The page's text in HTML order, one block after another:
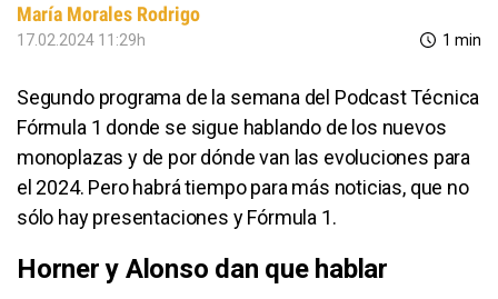
María Morales Rodrigo
17.02.2024 11:29h 1 min
Segundo programa de la semana del Podcast Técnica
Fórmula 1 donde se sigue hablando de los nuevos
monoplazas y de por dónde van las evoluciones para
el 2024. Pero habrá tiempo para más noticias, que no
sólo hay presentaciones y Fórmula 1.
Horner y Alonso dan que hablar